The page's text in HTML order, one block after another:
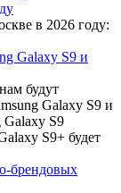
в 2026 году:
Galaxy S9 и
будут
Galaxy S9 и
Galaxy S9
S9+ будет
брендовых